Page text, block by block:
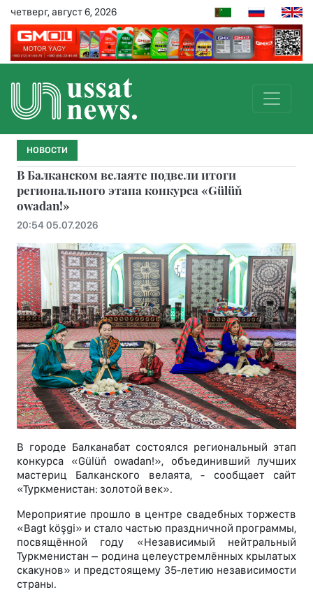
четверг, август 6, 2026
НОВОСТИ
В Балканском велаяте подвели итоги
регионального этапа конкурса «Gülüň
owadan!»
20:54 05.07.2026
В городе Балканабат состоялся региональный этап
конкурса «Gülüň owadan!», объединивший лучших
мастериц Балканского велаята, - сообщает сайт
«Туркменистан: золотой век».
Мероприятие прошло в центре свадебных торжеств
«Bagt köşgi» и стало частью праздничной программы,
посвящённой году «Независимый нейтральный
Туркменистан – родина целеустремлённых крылатых
скакунов» и предстоящему 35-летию независимости
страны.